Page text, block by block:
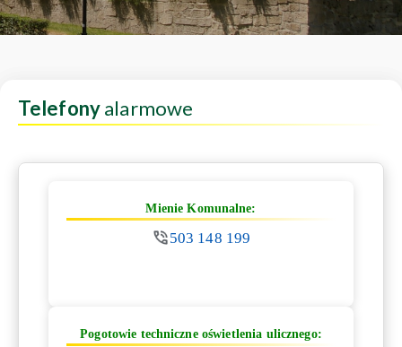
Telefonyalarmowe
Mienie Komunalne:
503 148 199
Pogotowie techniczne oświetlenia ulicznego: